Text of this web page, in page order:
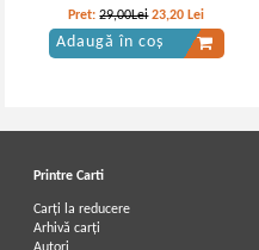
Pret:29,00Lei 23,20 Lei
Adaugă în coș
Printre Carti
Carți la reducere
Arhivă carți